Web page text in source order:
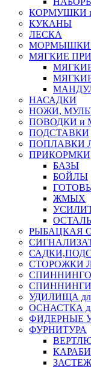
КОРМУШКИ
КУКАНЫ
ЛЕСКА
МОРМЫШКИ
МЯГКИЕ
НАСАДКИ
НОЖИ,
ПОВОДКИ и
ПОДСТАВКИ
ПОПЛАВКИ
ПРИКОРМКИ
БАЗЫ
БОЙЛЫ
ЖМЫХ
РЫБАЦКАЯ
СТОРОЖКИ
УДИЛИЩА
ОСНАСТКА
ФИДЕРНЫЕ
ФУРНИТУРА